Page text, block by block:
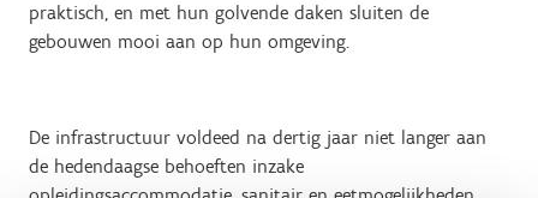
praktisch, en met hun golvende daken sluiten de
gebouwen mooi aan op hun omgeving.
De infrastructuur voldeed na dertig jaar niet langer aan
de hedendaagse behoeften inzake